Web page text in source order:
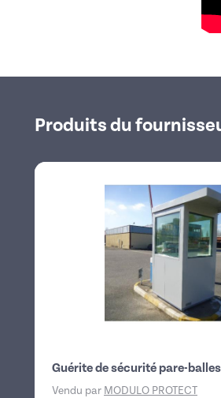
Produits du
Guérite de sécurité pare-
Vendu par MODULO PROTECT